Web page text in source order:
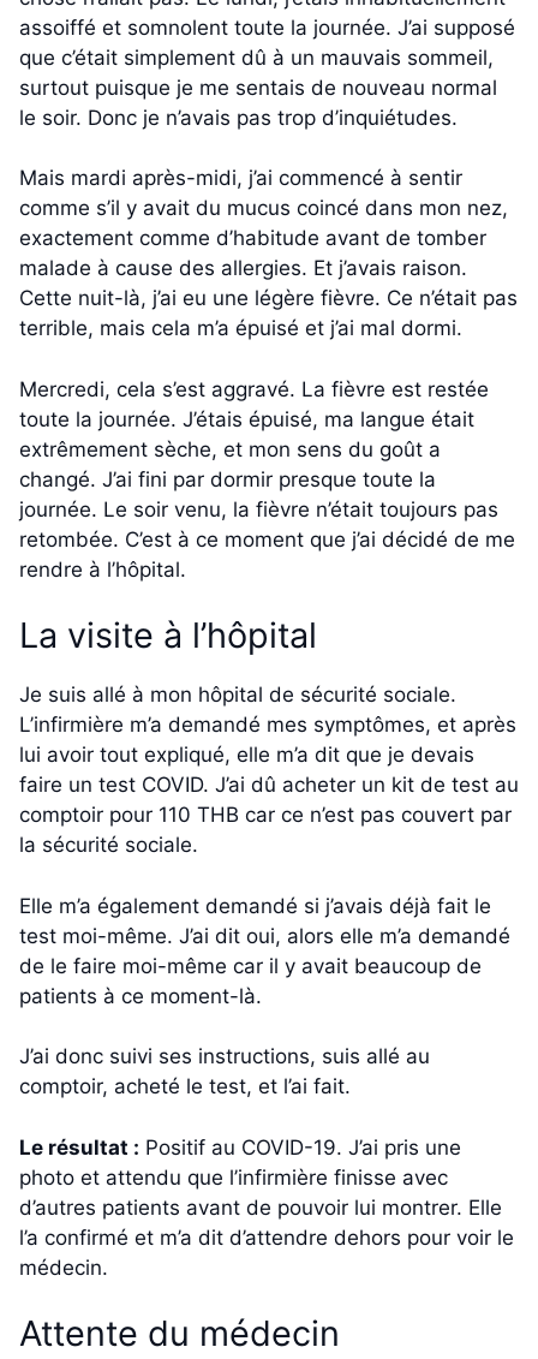
assoiffé et somnolent toute la journée. J’ai supposé
que c’était simplement dû à un mauvais sommeil,
surtout puisque je me sentais de nouveau normal
le soir. Donc je n’avais pas trop d’inquiétudes.
Mais mardi après-midi, j’ai commencé à sentir
comme s’il y avait du mucus coincé dans mon nez,
exactement comme d’habitude avant de tomber
malade à cause des allergies. Et j’avais raison.
Cette nuit-là, j’ai eu une légère fièvre. Ce n’était pas
terrible, mais cela m’a épuisé et j’ai mal dormi.
Mercredi, cela s’est aggravé. La fièvre est restée
toute la journée. J’étais épuisé, ma langue était
extrêmement sèche, et mon sens du goût a
changé. J’ai fini par dormir presque toute la
journée. Le soir venu, la fièvre n’était toujours pas
retombée. C’est à ce moment que j’ai décidé de me
rendre à l’hôpital.
La visite à l’hôpital
Je suis allé à mon hôpital de sécurité sociale.
L’infirmière m’a demandé mes symptômes, et après
lui avoir tout expliqué, elle m’a dit que je devais
faire un test COVID. J’ai dû acheter un kit de test au
comptoir pour 110 THB car ce n’est pas couvert par
la sécurité sociale.
Elle m’a également demandé si j’avais déjà fait le
test moi-même. J’ai dit oui, alors elle m’a demandé
de le faire moi-même car il y avait beaucoup de
patients à ce moment-là.
J’ai donc suivi ses instructions, suis allé au
comptoir, acheté le test, et l’ai fait.
Le résultat : Positif au COVID-19. J’ai pris une
photo et attendu que l’infirmière finisse avec
d’autres patients avant de pouvoir lui montrer. Elle
l’a confirmé et m’a dit d’attendre dehors pour voir le
médecin.
Attente du médecin